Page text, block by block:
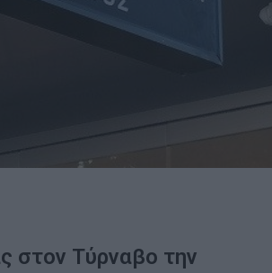
στον Τύρναβο την